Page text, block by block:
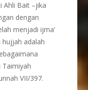
Ahli Bait –jika
dengan
menjadi ijma’
hujjah adalah
Taimiyah
VII/397.